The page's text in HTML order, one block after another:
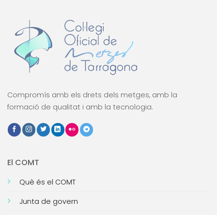
Compromís amb els drets dels metges, amb la
formació de qualitat i amb la tecnologia.
El COMT
Què és el COMT
Junta de govern